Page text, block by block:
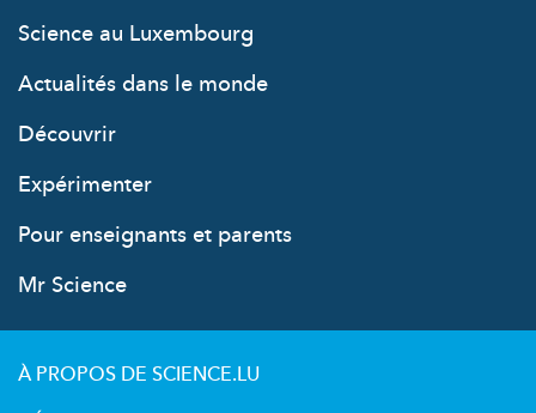
Science au Luxembourg
Actualités dans le monde
Découvrir
Expérimenter
Pour enseignants et parents
Mr Science
À PROPOS DE SCIENCE.LU